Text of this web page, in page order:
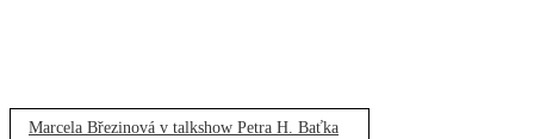
Marcela Březinová v talkshow Petra H. Baťka